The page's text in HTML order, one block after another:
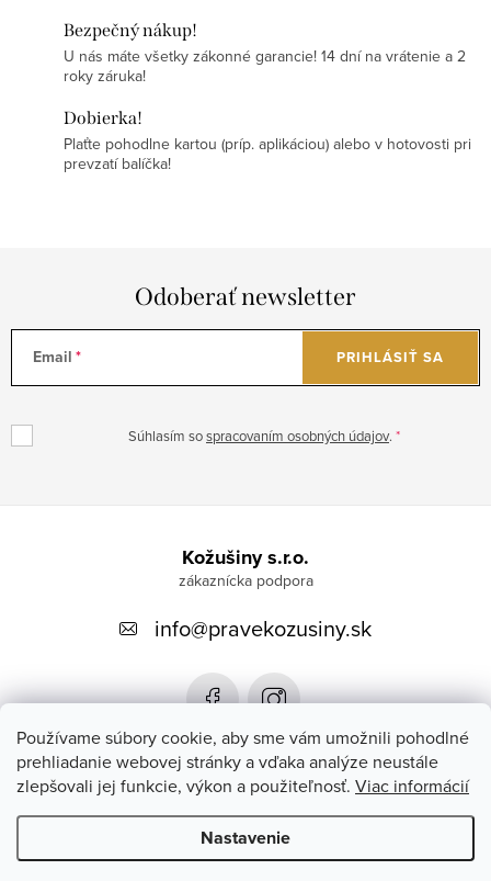
Používame súbory cookie, aby sme vám umožnili pohodlné
prehliadanie webovej stránky a vďaka analýze neustále
zlepšovali jej funkcie, výkon a použiteľnosť. Viac informácií
Nastavenie
Bezpečný nákup!
U nás máte všetky zákonné garancie! 14 dní na vrátenie a 2
roky záruka!
Dobierka!
Plaťte pohodlne kartou (príp. aplikáciou) alebo v hotovosti pri
prevzatí balíčka!
Odoberať newsletter
Email
Súhlasím sospracovaním osobných údajov.
PRIHLÁSIŤ SA
i
Kožušiny s.r.o.
info@pravekozusiny.sk
Zákaznícky servis
Copyright 2026#PRAVEKOZUSINY.SK#. Všetky práva vyhradené.